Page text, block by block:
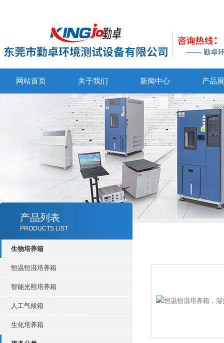
网站首页 关于我们 新闻中心 产品
产品列表
PRODUCTS LIST
生物培养箱
恒温恒湿培养箱
智能光照培养箱
人工气候箱
生化培养箱